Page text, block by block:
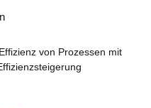
von Prozessen mit